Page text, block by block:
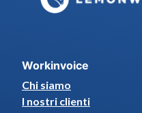
Workinvoice
Chi siamo
I nostri clienti